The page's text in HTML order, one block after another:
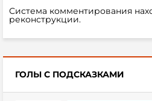
Система комментирования
реконструкции.
ГОЛЫ С ПОДСКАЗКАМИ